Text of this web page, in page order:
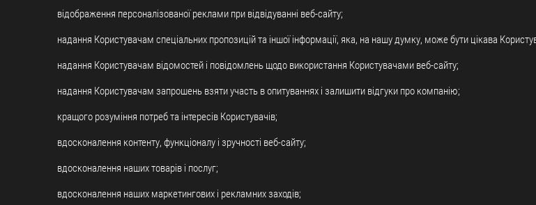
відображення персоналізованої реклами при відвідуванні веб-сайту;
надання Користувачам спеціальних пропозицій та іншої інформації, яка, на нашу думку, може бути цікава
надання Користувачам відомостей і повідомлень щодо використання Користувачами веб-сайту;
надання Користувачам запрошень взяти участь в опитуваннях і залишити відгуки про компанію;
кращого розуміння потреб та інтересів Користувачів;
вдосконалення контенту, функціоналу і зручності веб-сайту;
вдосконалення наших товарів і послуг;
вдосконалення наших маркетингових і рекламних заходів;